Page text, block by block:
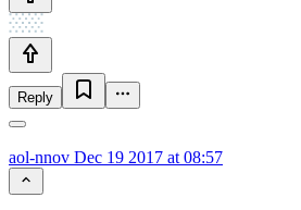
Reply
aol-nnov Dec 19 2017 at 08:57